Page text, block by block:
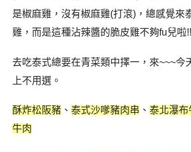
是椒麻雞，沒有椒麻雞(打滾)，總感覺來
雞，而是這種沾辣醬的脆皮雞不夠fu兒啦!!
去吃泰式總要在青菜類中擇一，來~~~今
上不用選。
酥炸松阪豬 、 泰式沙嗲豬肉串 、 泰北瀑布
牛肉